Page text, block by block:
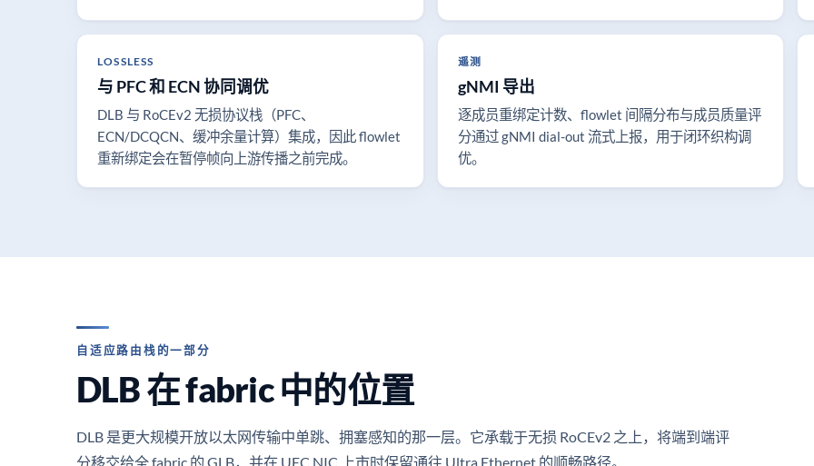
LOSSLESS
与 PFC 和 ECN 协同调优
DLB 与 RoCEv2 无损协议栈（PFC、
ECN/DCQCN、缓冲余量计算）集成，因此 flowlet
重新绑定会在暂停帧向上游传播之前完成。
遥测
gNMI 导出
逐成员重绑定计数、flowlet 间隔分布与成员质量评
分通过 gNMI dial-out 流式上报，用于闭环织构调
优。
自适应路由栈的一部分
DLB 在 fabric 中的位置
DLB 是更大规模开放以太网传输中单跳、拥塞感知的那一层。它承载于无损 RoCEv2 之上，将端到端评
分移交给全 fabric 的 GLB，并在 UEC NIC 上市时保留通往 Ultra Ethernet 的顺畅路径。